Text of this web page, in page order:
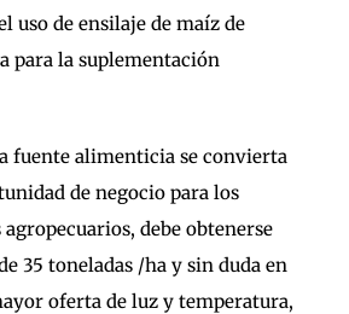
uso de ensilaje de maíz de
para la suplementación
fuente alimenticia se convierta
de negocio para los
debe obtenerse
35 toneladas /ha y sin duda en
oferta de luz y temperatura,